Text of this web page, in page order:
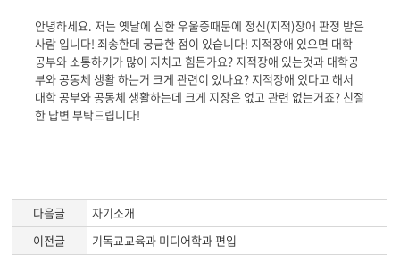
게
시
글
본
문
안녕하세요. 저는 옛날에 심한 우울증때문에 정신(지적)장애 판정 받은
사람 입니다! 죄송한데 궁금한 점이 있습니다! 지적장애 있으면 대학
공부와 소통하기가 많이 지치고 힘든가요? 지적장애 있는것과 대학공
부와 공동체 생활 하는거 크게 관련이 있나요? 지적장애 있다고 해서
대학 공부와 공동체 생활하는데 크게 지장은 없고 관련 없는거죠? 친절
한 답변 부탁드립니다!
다음글
자기소개
이전글
기독교교육과 미디어학과 편입